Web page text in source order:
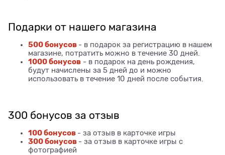
Подарки от нашего магазина
500 бонусов - в подарок за регистрацию в нашем
магазине, потратить можно в течение 30 дней.
1000 бонусов - в подарок на день рождения,
будут начислены за 5 дней до и можно
использовать в течение 10 дней после события.
300 бонусов за отзыв
100 бонусов - за отзыв в карточке игры
300 бонусов - за отзыв в карточке игры с
фотографией